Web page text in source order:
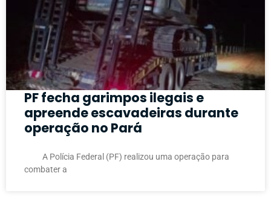
PF fecha garimpos ilegais e
apreende escavadeiras durante
operação no Pará
A Polícia Federal (PF) realizou uma operação para
combater a